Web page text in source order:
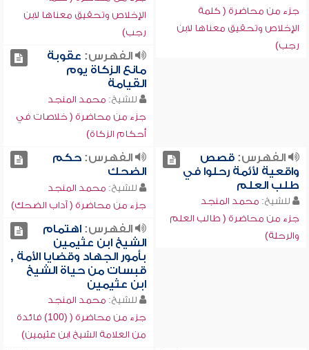
جزء من محاضرة ( كلمة
الإخلاص وتحقيق معناها لابن
رجب)
الإخلاص وتحقيق معناها لابن
رجب)
الفهرس: عقوبة
مانع الزكاة يوم
القيامة
للشيخ: محمد المنجد
جزء من محاضرة ( خلاصات في
أحكام الزكاة)
الفهرس:قصص
واقعية لأئمة رحلوا في
طلب العلم
للشيخ: محمد المنجد
جزء من محاضرة ( طالب العلم
والرحلة)
الفهرس:حكم
الضحك
للشيخ: محمد المنجد
جزء من محاضرة ( آداب الضحك)
الفهرس:اهتمام
الشيخ ابن عثيمين
بأمور الجهاد وقضايا الأمة ,
قبسات من حياة الشيخ
ابن عثيمين
للشيخ: محمد المنجد
جزء من محاضرة ( (100) فائدة
من العلامة الشيخ ابن عثيمين)